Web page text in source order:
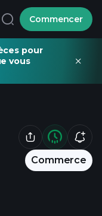
Commencer
pour
vous
Commerce